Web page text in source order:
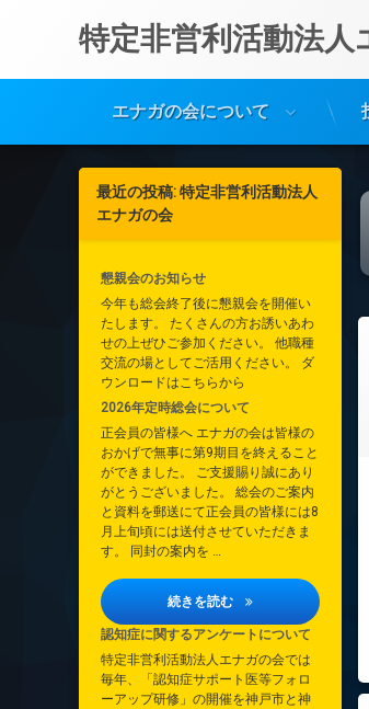
特定非営利活動法人
エナガの会について
最近の投稿: 特定非営利活動法人
エナガの会
懇親会のお知らせ
今年も総会終了後に懇親会を開催い
たします。 たくさんの方お誘いあわ
せの上ぜひご参加ください。 他職種
交流の場としてご活用ください。 ダ
ウンロードはこちらから
2026年定時総会について
正会員の皆様へ エナガの会は皆様の
おかげで無事に第9期目を終えること
ができました。 ご支援賜り誠にあり
がとうございました。 総会のご案内
と資料を郵送にて正会員の皆様には8
月上旬頃には送付させていただきま
す。 同封の案内を …
続きを読む 2026年定時総会につい
認知症に関するアンケートについて
特定非営利活動法人エナガの会では
毎年、「認知症サポート医等フォロ
ーアップ研修」の開催を神戸市と神